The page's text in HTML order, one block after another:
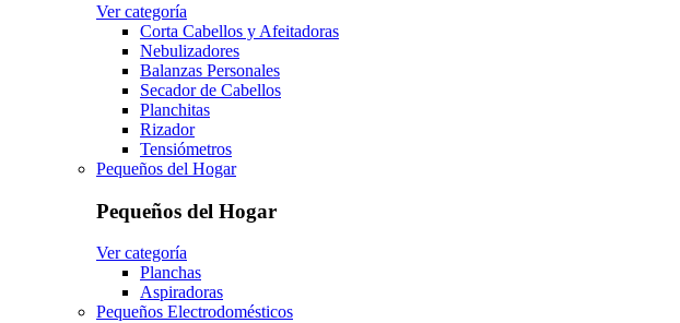
Ver categoría
Corta Cabellos y Afeitadoras
Nebulizadores
Balanzas Personales
Secador de Cabellos
Planchitas
Rizador
Tensiómetros
Pequeños del Hogar
Pequeños del Hogar
Ver categoría
Planchas
Aspiradoras
Pequeños Electrodomésticos